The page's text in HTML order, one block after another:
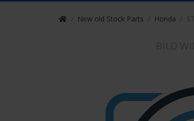
New old Stock Parts Honda